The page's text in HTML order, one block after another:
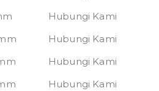
Hubungi Kami
Hubungi Kami
Hubungi Kami
Hubungi Kami